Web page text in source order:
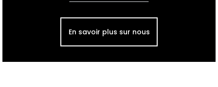
En savoir plus sur nous